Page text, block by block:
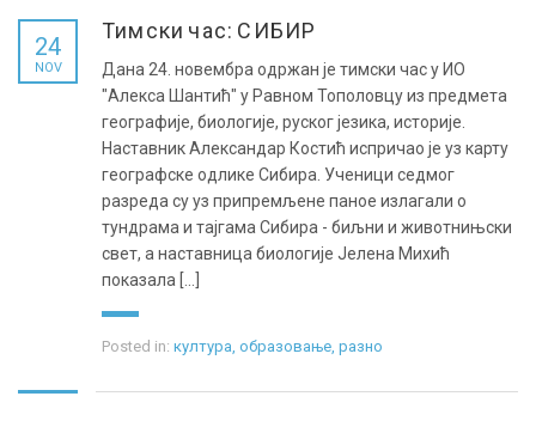
24
NOV
Тимски час: СИБИР
Дана 24. новембра одржан је тимски час у ИО
"Алекса Шантић" у Равном Тополовцу из предмета
географије, биологије, руског језика, историје.
Наставник Александар Костић испричао је уз карту
географске одлике Сибира. Ученици седмог
разреда су уз припремљене паное излагали о
тундрама и тајгама Сибира - биљни и животнињски
свет, а наставница биологије Јелена Михић
показала [...]
Posted in: култура, образовање, разно